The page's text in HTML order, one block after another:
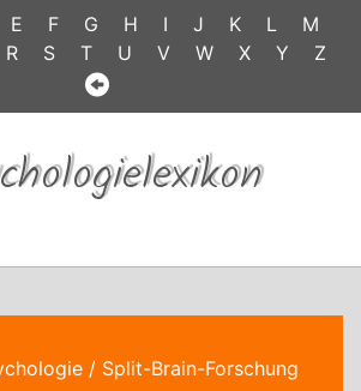
E F G H I J K L
M
R S T U V W X Y Z
/ Split-Brain-Forschung